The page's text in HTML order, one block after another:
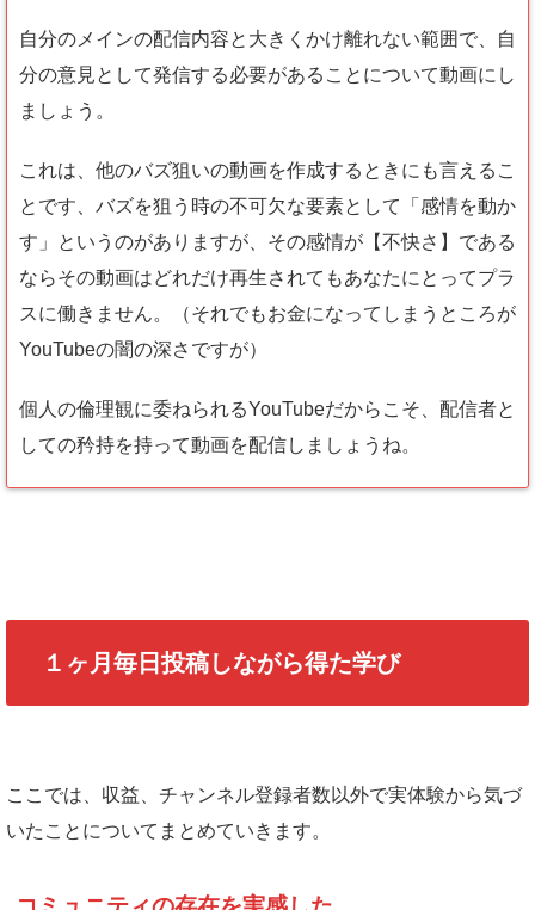
自分のメインの配信内容と大きくかけ離れない範囲で、自
分の意見として発信する必要があることについて動画にし
ましょう。
これは、他のバズ狙いの動画を作成するときにも言えるこ
とです、バズを狙う時の不可欠な要素として「感情を動か
す」というのがありますが、その感情が【不快さ】である
ならその動画はどれだけ再生されてもあなたにとってプラ
スに働きません。（それでもお金になってしまうところが
YouTubeの闇の深さですが）
個人の倫理観に委ねられるYouTubeだからこそ、配信者と
しての矜持を持って動画を配信しましょうね。
１ヶ月毎日投稿しながら得た学び
ここでは、収益、チャンネル登録者数以外で実体験から気づ
いたことについてまとめていきます。